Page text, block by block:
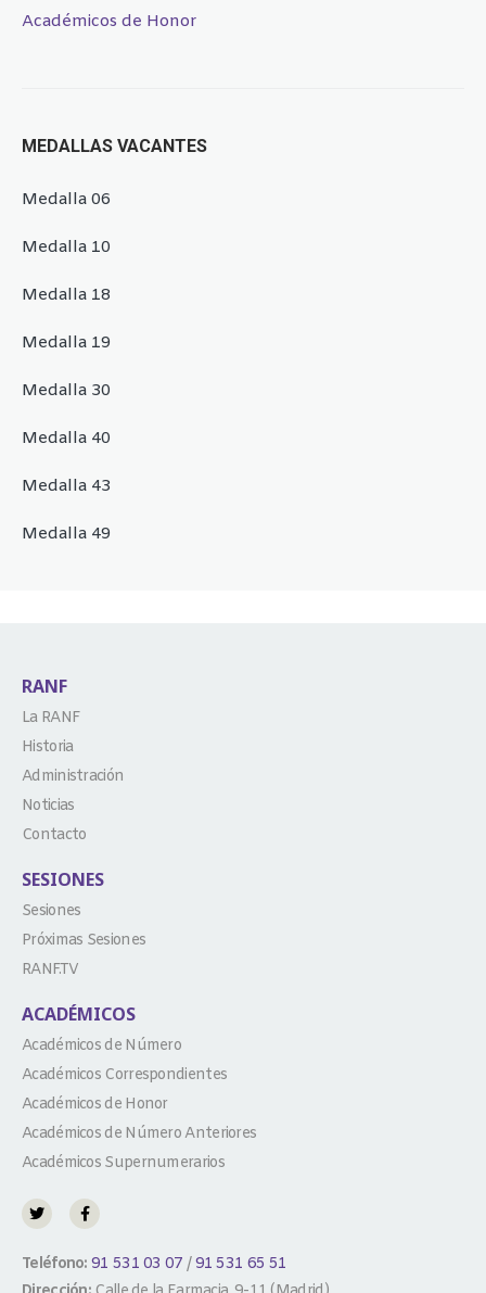
Académicos de Honor
MEDALLAS VACANTES
Medalla 06
Medalla 10
Medalla 18
Medalla 19
Medalla 30
Medalla 40
Medalla 43
Medalla 49
RANF
La RANF
Historia
Administración
Noticias
Contacto
SESIONES
Sesiones
Próximas Sesiones
RANF.TV
ACADÉMICOS
Académicos de Número
Académicos Correspondientes
Académicos de Honor
Académicos de Número Anteriores
Académicos Supernumerarios
Teléfono: 91 531 03 07 /91 531 65 51